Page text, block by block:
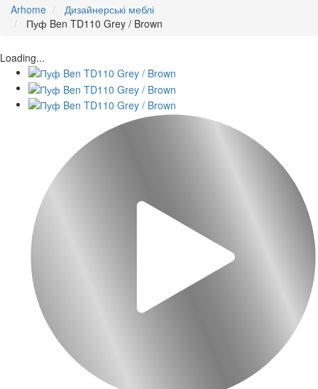
Arhome
Дизайнерські меблі
Пуф Ben TD110 Grey / Brown
Loading...